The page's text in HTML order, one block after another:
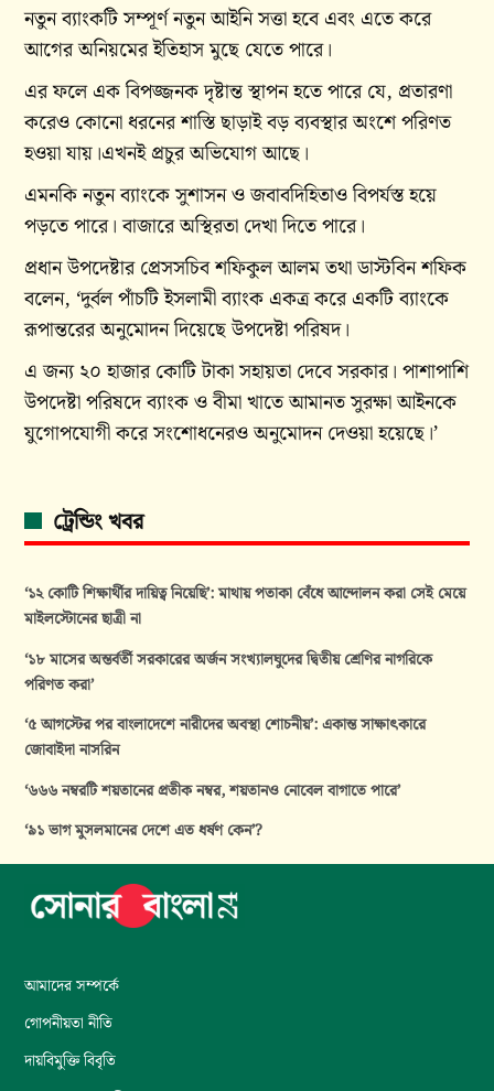
নতুন ব্যাংকটি সম্পূর্ণ নতুন আইনি সত্তা হবে এবং এতে করে
আগের অনিয়মের ইতিহাস মুছে যেতে পারে।
এর ফলে এক বিপজ্জনক দৃষ্টান্ত স্থাপন হতে পারে যে, প্রতারণা
করেও কোনো ধরনের শাস্তি ছাড়াই বড় ব্যবস্থার অংশে পরিণত
হওয়া যায়।এখনই প্রচুর অভিযোগ আছে।
এমনকি নতুন ব্যাংকে সুশাসন ও জবাবদিহিতাও বিপর্যস্ত হয়ে
পড়তে পারে। বাজারে অস্থিরতা দেখা দিতে পারে।
প্রধান উপদেষ্টার প্রেসসচিব শফিকুল আলম তথা ডাস্টবিন শফিক
বলেন, ‘দুর্বল পাঁচটি ইসলামী ব্যাংক একত্র করে একটি ব্যাংকে
রূপান্তরের অনুমোদন দিয়েছে উপদেষ্টা পরিষদ।
এ জন্য ২০ হাজার কোটি টাকা সহায়তা দেবে সরকার। পাশাপাশি
উপদেষ্টা পরিষদে ব্যাংক ও বীমা খাতে আমানত সুরক্ষা আইনকে
যুগোপযোগী করে সংশোধনেরও অনুমোদন দেওয়া হয়েছে।’
ট্রেন্ডিং খবর
‘১২ কোটি শিক্ষার্থীর দায়িত্ব নিয়েছি’: মাথায় পতাকা বেঁধে আন্দোলন করা সেই মেয়ে
মাইলস্টোনের ছাত্রী না
‘১৮ মাসের অন্তর্বর্তী সরকারের অর্জন সংখ্যালঘুদের দ্বিতীয় শ্রেণির নাগরিকে
পরিণত করা’
‘৫ আগস্টের পর বাংলাদেশে নারীদের অবস্থা শোচনীয়’: একান্ত সাক্ষাৎকারে
জোবাইদা নাসরিন
‘৬৬৬ নম্বরটি শয়তানের প্রতীক নম্বর, শয়তানও নোবেল বাগাতে পারে’
‘৯১ ভাগ মুসলমানের দেশে এত ধর্ষণ কেন’?
আমাদের সম্পর্কে
গোপনীয়তা নীতি
দায়বিমুক্তি বিবৃতি